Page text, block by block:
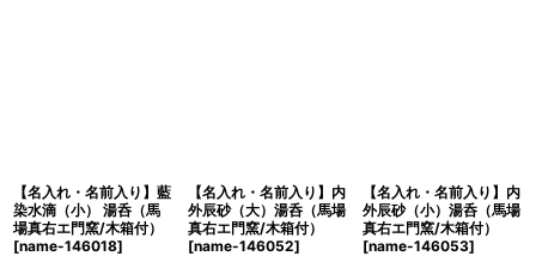
【名入れ・名前入り】藍
染水滴（小） 湯呑（馬
場真右エ門窯/木箱付）
[name-146018]
【名入れ・名前入り】内
外辰砂（大）湯呑（馬場
真右エ門窯/木箱付）
[name-146052]
【名入れ・名前入り】内
外辰砂（小）湯呑（馬場
真右エ門窯/木箱付）
[name-146053]